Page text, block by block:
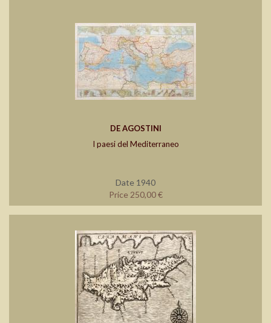
DE AGOSTINI
I paesi del Mediterraneo
Date 1940
Price 250,00 €